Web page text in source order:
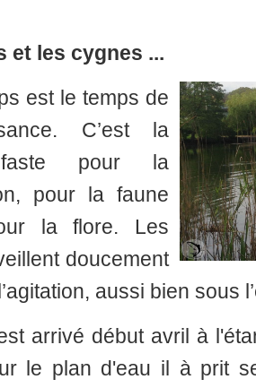
et les cygnes ...
est le temps de
C’est la
pour la
pour la faune
la flore. Les
doucement
aussi bien sous
arrivé début avril à
le plan d'eau il à prit